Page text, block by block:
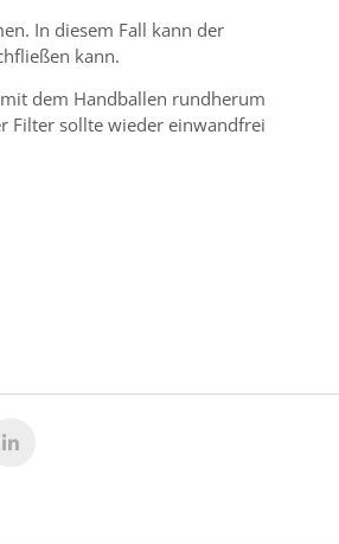
In diesem Fall kann der
kann.
dem Handballen rundherum
Filter sollte wieder einwandfrei